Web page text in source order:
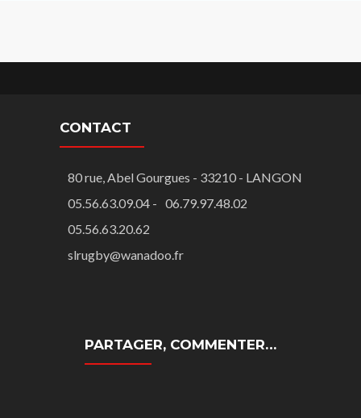
CONTACT
80 rue, Abel Gourgues - 33210 - LANGON
05.56.63.09.04 - 06.79.97.48.02
05.56.63.20.62
slrugby@wanadoo.fr
PARTAGER, COMMENTER…